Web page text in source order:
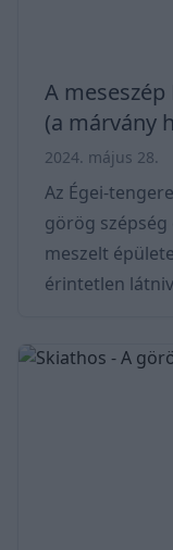
A
(a márvány
2024. május 28.
Az Égei-
görög szépség
meszelt
érintetlen
ókorból ered.